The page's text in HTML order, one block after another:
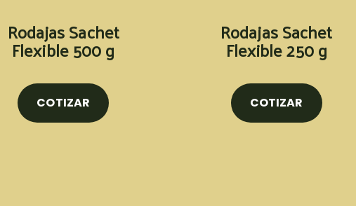
Rodajas Sachet
Flexible 500 g
COTIZAR
Rodajas Sachet
Flexible 250 g
COTIZAR